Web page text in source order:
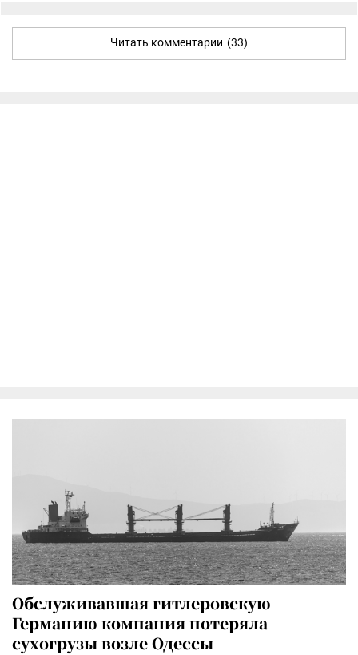
Читать комментарии (33)
Обслуживавшая гитлеровскую
Германию компания потеряла
сухогрузы возле Одессы